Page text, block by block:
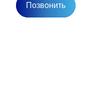
Направления деятельности
Позвонить